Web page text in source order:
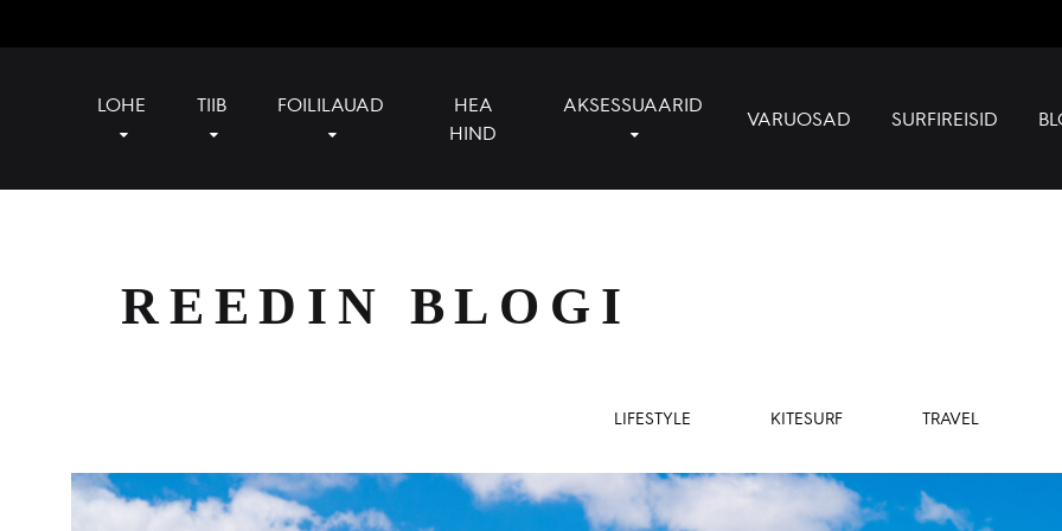
Baltics
reseller
Baltics
LOHE TIIB FOILILAUAD
HEA
HIND
AKSESSUAARID
VARUOSAD SURFIREISID
REEDIN BLOGI
LIFESTYLE KITESURF TRAVEL